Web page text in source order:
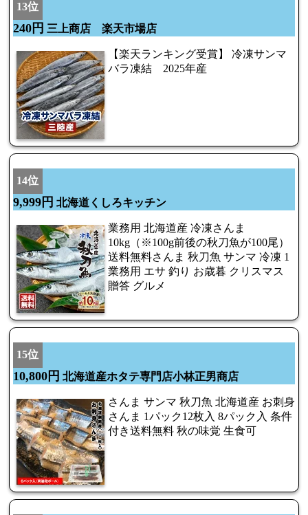
13位
240円 三上商店 楽天市場店
【楽天ランキング受賞】 冷凍サンマ
バラ凍結 2025年産
14位
9,999円 北海道くしろキッチン
業務用 北海道産 冷凍さんま
10kg（※100g前後の秋刀魚が100尾）
送料無料さんま 秋刀魚 サンマ 冷凍 1
業務用 エサ 釣り お歳暮 クリスマス
贈答 グルメ
15位
10,800円 北海道産ホタテ専門店小林正男商店
さんま サンマ 秋刀魚 北海道産 お刺身
さんま 1パック12枚入 8パック入 条件
付き送料無料 秋の味覚 生食可